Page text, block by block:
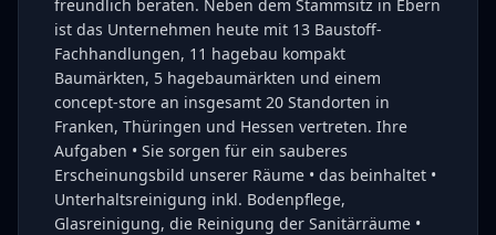
freundlich beraten. Neben dem Stammsitz in Ebern
ist das Unternehmen heute mit 13 Baustoff-
Fachhandlungen, 11 hagebau kompakt
Baumärkten, 5 hagebaumärkten und einem
concept-store an insgesamt 20 Standorten in
Franken, Thüringen und Hessen vertreten. Ihre
Aufgaben • Sie sorgen für ein sauberes
Erscheinungsbild unserer Räume • das beinhaltet •
Unterhaltsreinigung inkl. Bodenpflege,
Glasreinigung, die Reinigung der Sanitärräume •